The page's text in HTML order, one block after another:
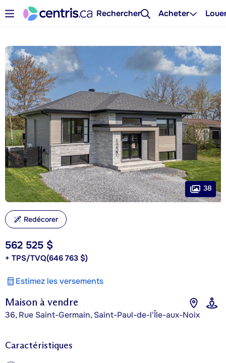
Rechercher Acheter
Maison à vendre
36, Rue Saint-Germain, Saint-Paul-de-l'Île-aux-Noix
562 525 $
+ TPS/TVQ(646 763 $)
Estimez les versements
38
Redécorer
Caractéristiques